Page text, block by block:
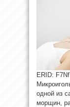
ERID:
одной из
морщин,